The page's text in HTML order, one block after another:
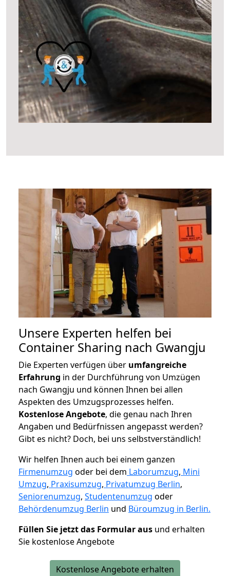
Unsere Experten helfen bei
Container Sharing nach Gwangju
Die Experten verfügen über umfangreiche
Erfahrung in der Durchführung von Umzügen
nach Gwangju und können Ihnen bei allen
Aspekten des Umzugsprozesses helfen.
Kostenlose Angebote, die genau nach Ihren
Angaben und Bedürfnissen angepasst werden?
Gibt es nicht? Doch, bei uns selbstverständlich!
Wir helfen Ihnen auch bei einem ganzen
Firmenumzug oder bei dem Laborumzug, Mini
Umzug, Praxisumzug, Privatumzug Berlin,
Seniorenumzug, Studentenumzug oder
Behördenumzug Berlin und Büroumzug in Berlin.
Füllen Sie jetzt das Formular aus und erhalten
Sie kostenlose Angebote
Kostenlose Angebote erhalten